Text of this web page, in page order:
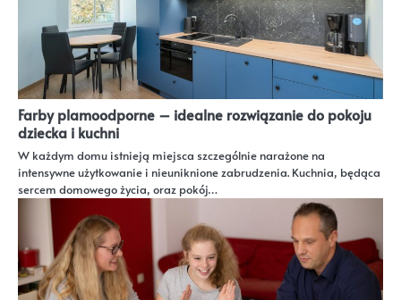
Farby plamoodporne – idealne rozwiązanie do pokoju
dziecka i kuchni
W każdym domu istnieją miejsca szczególnie narażone na
intensywne użytkowanie i nieuniknione zabrudzenia. Kuchnia, będąca
sercem domowego życia, oraz pokój…